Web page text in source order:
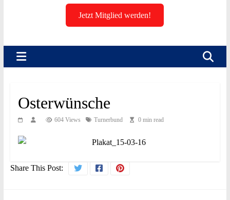
Jetzt Mitglied werden!
Osterwünsche
604 Views Turnerbund 0 min read
Share This Post: